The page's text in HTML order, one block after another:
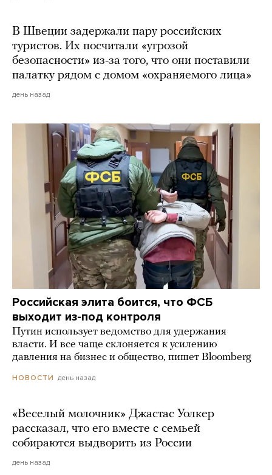
В Швеции задержали пару российских
туристов. Их посчитали «угрозой
безопасности» из-за того, что они поставили
палатку рядом с домом «охраняемого лица»
день назад
Российская элита боится, что ФСБ
выходит из-под контроля
Путин использует ведомство для удержания
власти. И все чаще склоняется к усилению
давления на бизнес и общество, пишет Bloomberg
НОВОСТИ день назад
«Веселый молочник» Джастас Уолкер
рассказал, что его вместе с семьей
собираются выдворить из России
день назад